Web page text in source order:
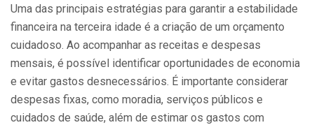
Uma das principais estratégias para garantir a estabilidade
financeira na terceira idade é a criação de um orçamento
cuidadoso. Ao acompanhar as receitas e despesas
mensais, é possível identificar oportunidades de economia
e evitar gastos desnecessários. É importante considerar
despesas fixas, como moradia, serviços públicos e
cuidados de saúde, além de estimar os gastos com